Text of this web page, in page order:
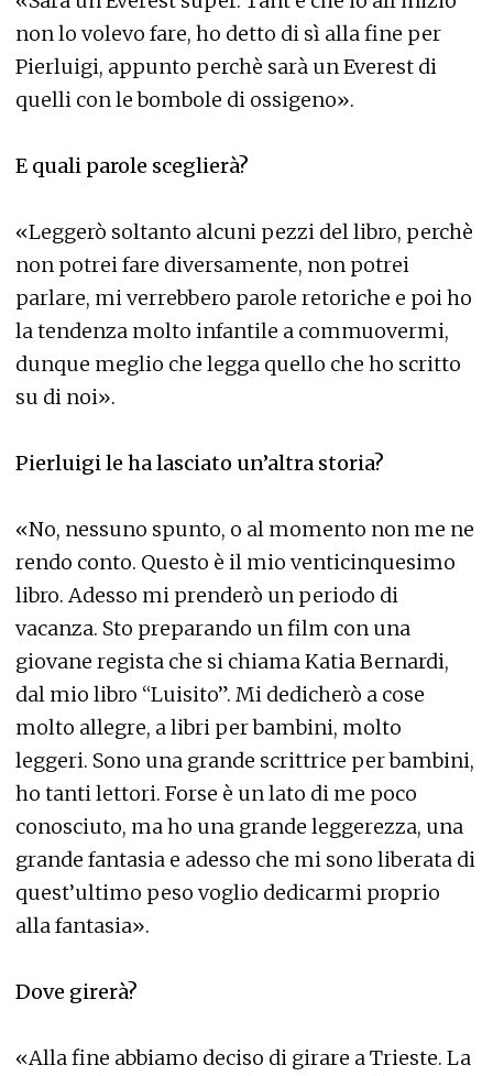
non lo volevo fare, ho detto di sì alla fine per
Pierluigi, appunto perchè sarà un Everest di
quelli con le bombole di ossigeno».
E quali parole sceglierà?
«Leggerò soltanto alcuni pezzi del libro, perchè
non potrei fare diversamente, non potrei
parlare, mi verrebbero parole retoriche e poi ho
la tendenza molto infantile a commuovermi,
dunque meglio che legga quello che ho scritto
su di noi».
Pierluigi le ha lasciato un’altra storia?
«No, nessuno spunto, o al momento non me ne
rendo conto. Questo è il mio venticinquesimo
libro. Adesso mi prenderò un periodo di
vacanza. Sto preparando un film con una
giovane regista che si chiama Katia Bernardi,
dal mio libro “Luisito”. Mi dedicherò a cose
molto allegre, a libri per bambini, molto
leggeri. Sono una grande scrittrice per bambini,
ho tanti lettori. Forse è un lato di me poco
conosciuto, ma ho una grande leggerezza, una
grande fantasia e adesso che mi sono liberata di
quest’ultimo peso voglio dedicarmi proprio
alla fantasia».
Dove girerà?
«Alla fine abbiamo deciso di girare a Trieste. La